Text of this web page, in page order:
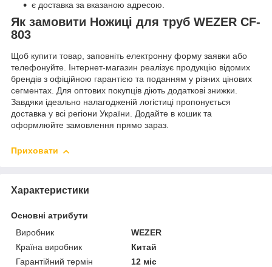
є доставка за вказаною адресою.
Як замовити Ножиці для труб WEZER CF-
803
Щоб купити товар, заповніть електронну форму заявки або
телефонуйте. Інтернет-магазин реалізує продукцію відомих
брендів з офіційною гарантією та поданням у різних цінових
сегментах. Для оптових покупців діють додаткові знижки.
Завдяки ідеально налагодженій логістиці пропонується
доставка у всі регіони України. Додайте в кошик та
оформлюйте замовлення прямо зараз.
Приховати
Характеристики
Основні атрибути
Виробник
WEZER
Країна виробник
Китай
Гарантійний термін
12 міс